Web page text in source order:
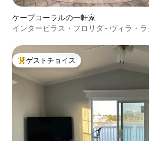
ケープコーラルの一軒家
インタービラス・フロリダ - ヴィラ・
大好評のゲストチョイスです。
ゲストチョイス